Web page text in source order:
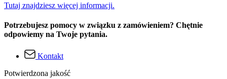
Tutaj znajdziesz więcej informacji.
Potrzebujesz pomocy w związku z zamówieniem? Chętnie
odpowiemy na Twoje pytania.
Kontakt
Potwierdzona jakość